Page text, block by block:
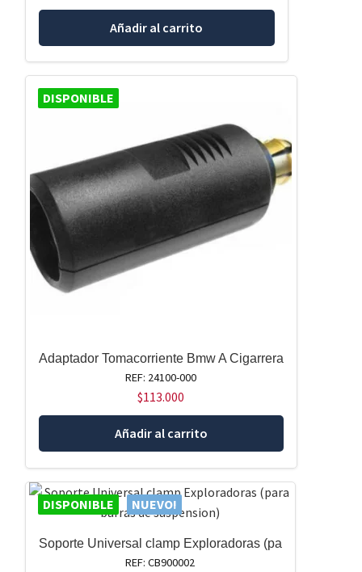
Añadir al carrito
DISPONIBLE
Adaptador Tomacorriente Bmw A Cigarrera
REF: 24100-000
$113.000
Añadir al carrito
DISPONIBLE NUEVO!
Soporte Universal clamp Exploradoras (pa
REF: CB900002